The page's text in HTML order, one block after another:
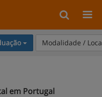
Modalidade /
em Portugal